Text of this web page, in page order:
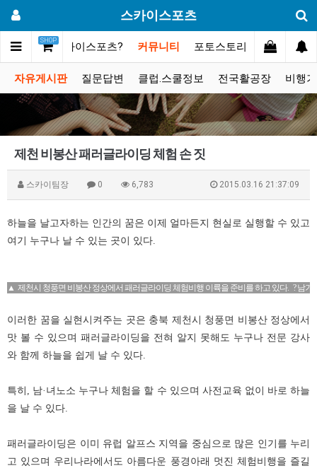
스카이스포츠
SHOP
메인 스카이스포츠? 커뮤니티 포토스토리 동영상갤러
자유게시판 질문답변 클럽.스쿨정보 전국활공장 비행
제천 비봉산 패러글라이딩 체험 손 짓
스카이팀장 0 6,783 2015.03.16 21:37:09
하늘을 날고자하는 인간의 꿈은 이제 얼마든지 현실로 실행할 수 있고
여기 누구나 날 수 있는 곳이 있다.
▲ 제천시 청풍면 비봉산 정상에서 패러글라이딩 체험비행 이륙을 준비를 하고 있다. ? 남기
이러한 꿈을 실현시켜주는 곳은 충북 제천시 청풍면 비봉산 정상에서
맛 볼 수 있으며 패러글라이딩을 전혀 알지 못해도 누구나 전문 강사
와 함께 하늘을 쉽게 날 수 있다.
특히, 남·녀노소 누구나 체험을 할 수 있으며 사전교육 없이 바로 하늘
을 날 수 있다.
패러글라이딩은 이미 유럽 알프스 지역을 중심으로 많은 인기를 누리
고 있으며 우리나라에서도 아름다운 풍경아래 멋진 체험비행을 즐길